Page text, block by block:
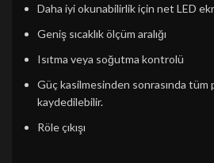
Daha iyi okunabilirlik için net LED
Geniş sıcaklık ölçüm aralığı
Isıtma veya soğutma kontrolü
Güç kasilmesinden sonrasında tüm
kaydedilebilir.
Röle çıkışı